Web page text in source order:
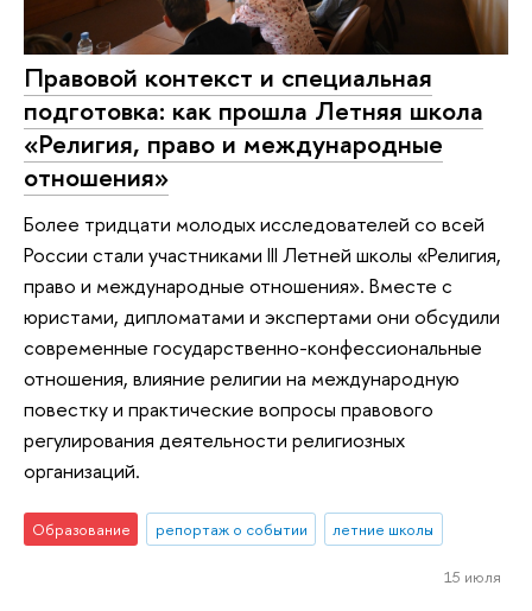
Правовой контекст и специальная
подготовка: как прошла Летняя школа
«Религия, право и международные
отношения»
Более тридцати молодых исследователей со всей
России стали участниками III Летней школы «Религия,
право и международные отношения». Вместе с
юристами, дипломатами и экспертами они обсудили
современные государственно-конфессиональные
отношения, влияние религии на международную
повестку и практические вопросы правового
регулирования деятельности религиозных
организаций.
Образование репортаж о событии летние школы
15 июля